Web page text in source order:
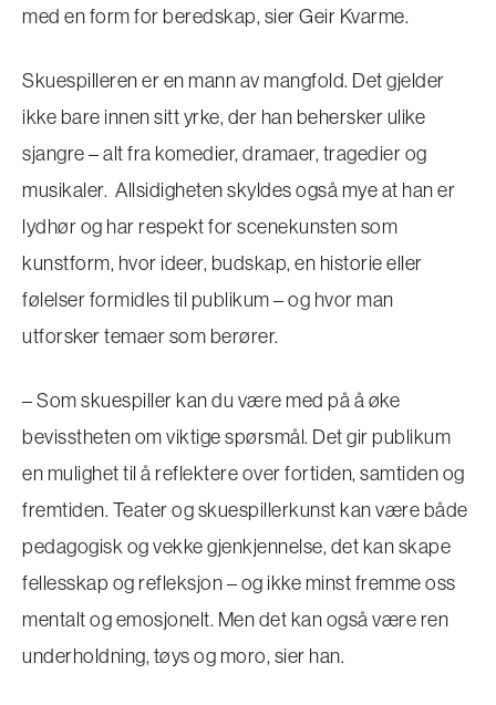
med en form for beredskap, sier Geir Kvarme.
Skuespilleren er en mann av mangfold. Det gjelder
ikke bare innen sitt yrke, der han behersker ulike
sjangre – alt fra komedier, dramaer, tragedier og
musikaler. Allsidigheten skyldes også mye at han er
lydhør og har respekt for scenekunsten som
kunstform, hvor ideer, budskap, en historie eller
følelser formidles til publikum – og hvor man
utforsker temaer som berører.
– Som skuespiller kan du være med på å øke
bevisstheten om viktige spørsmål. Det gir publikum
en mulighet til å reflektere over fortiden, samtiden og
fremtiden. Teater og skuespillerkunst kan være både
pedagogisk og vekke gjenkjennelse, det kan skape
fellesskap og refleksjon – og ikke minst fremme oss
mentalt og emosjonelt. Men det kan også være ren
underholdning, tøys og moro, sier han.